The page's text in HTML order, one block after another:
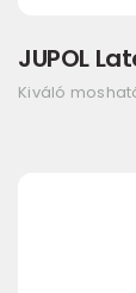
JUPOL
Kiváló